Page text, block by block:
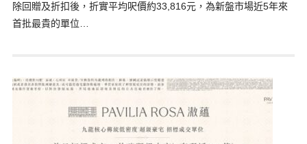
除回贈及折扣後，折實平均呎價約33,816元，為新盤市場近5年來
首批最貴的單位…